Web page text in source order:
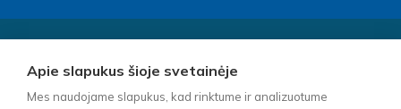
paslaugų centras „Klaipėdos lakštutė“ – Kopijuoti turinį be
raštiško įstaigos vadovo sutikimo griežtai draudžiama.
Apie slapukus šioje svetainėje
Mes naudojame slapukus, kad rinktume ir analizuotume